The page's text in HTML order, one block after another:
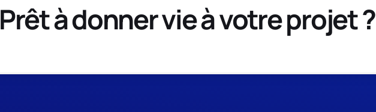
Prêt à donner vie à votre projet ?